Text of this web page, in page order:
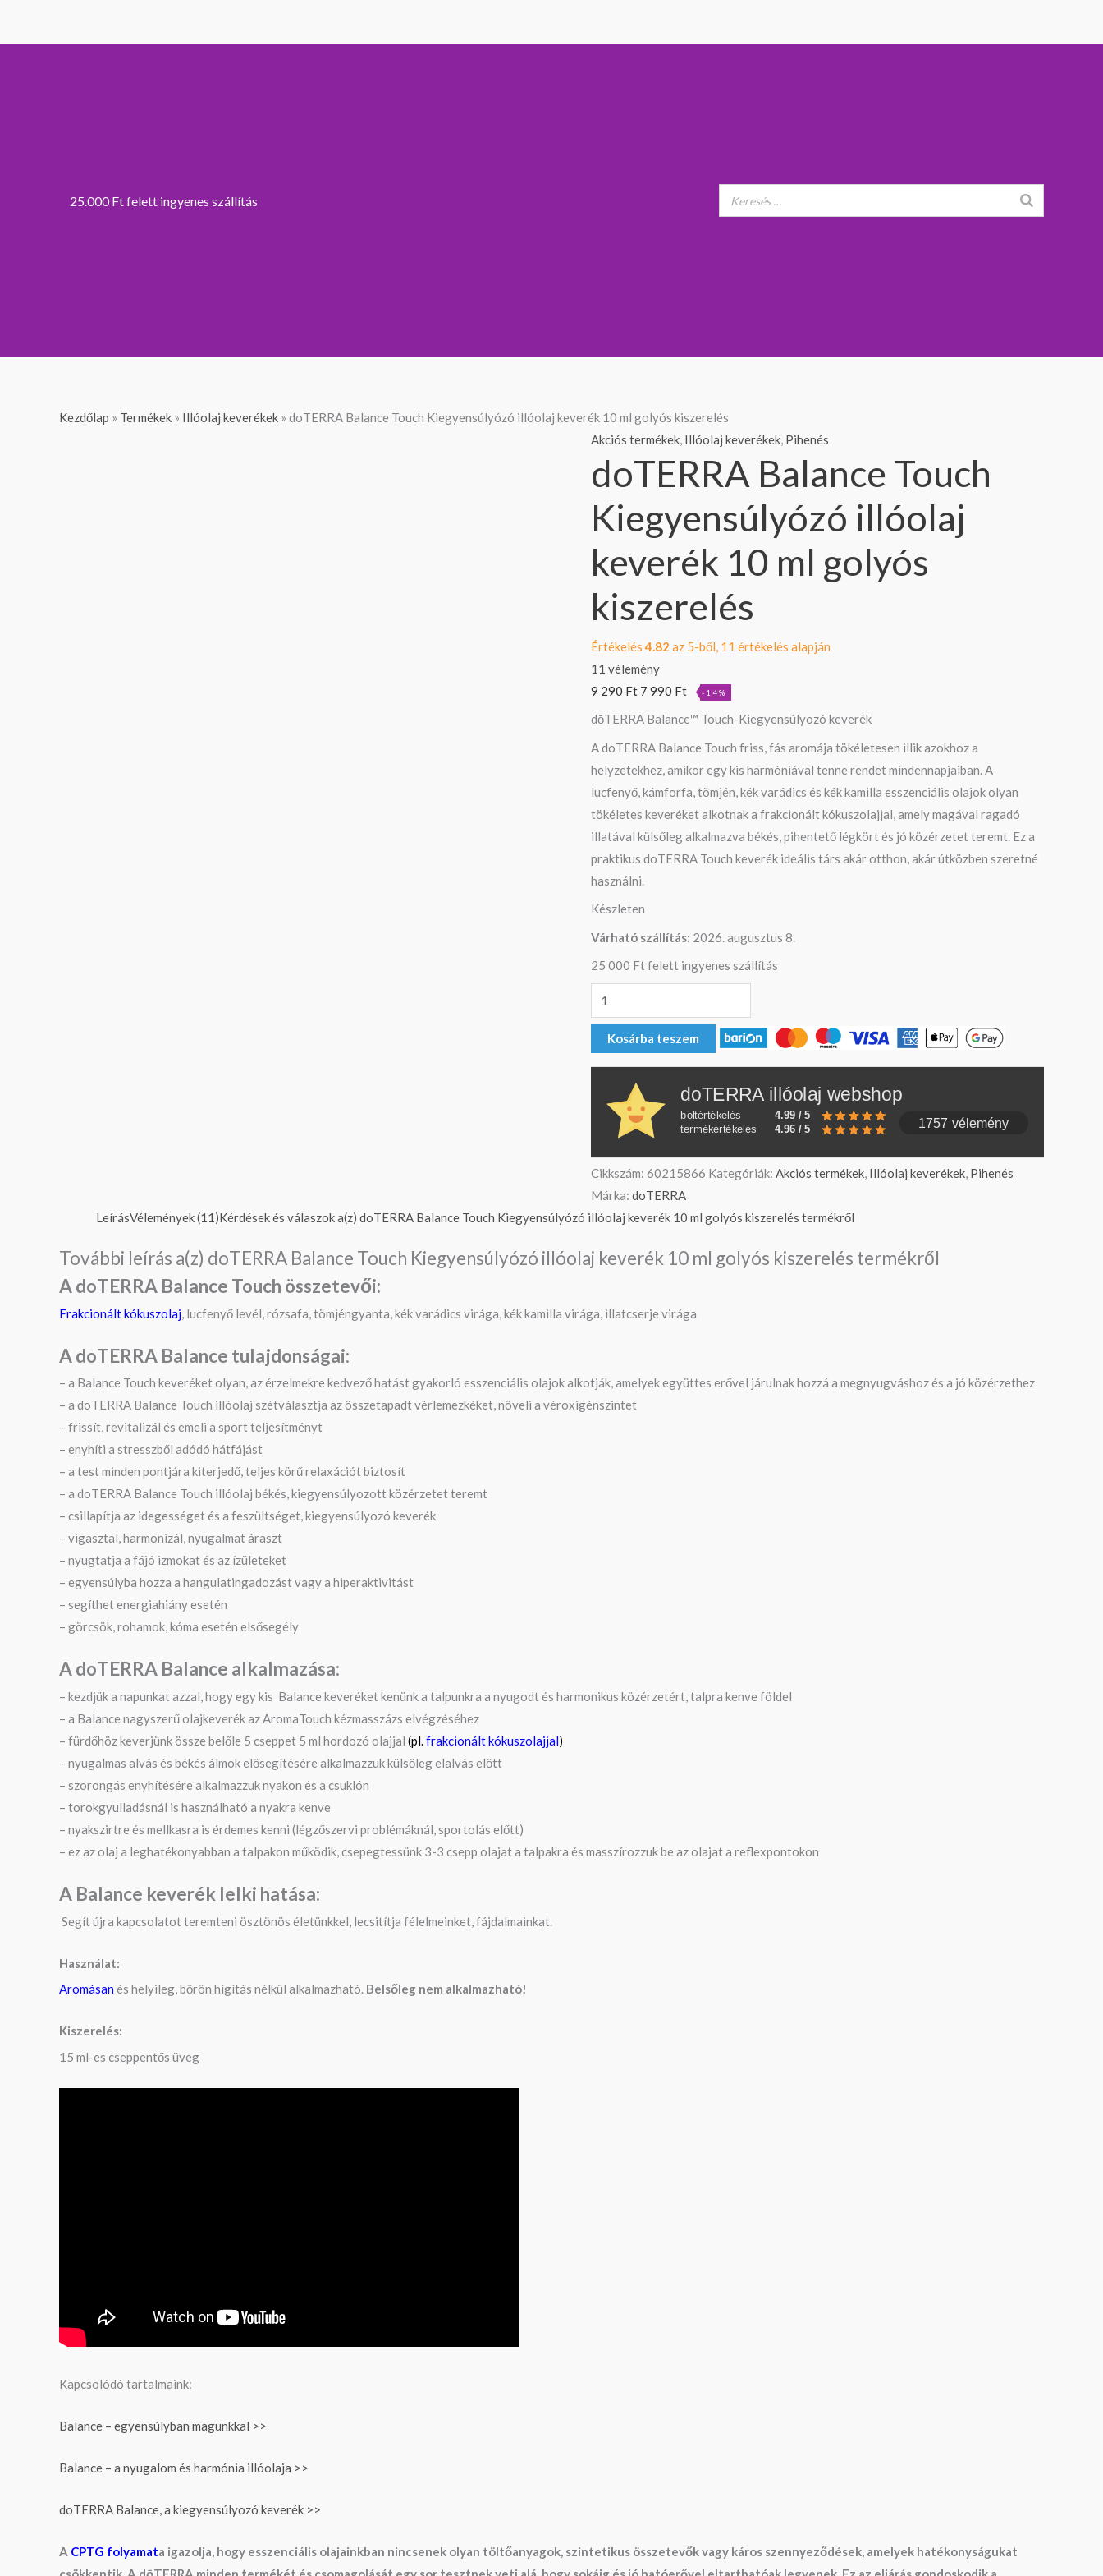
25.000 Ft felett ingyenes szállítás
Kezdőlap » Termékek » Illóolaj keverékek » doTERRA Balance Touch Kiegyensúlyózó illóolaj keverék 10 ml golyós kiszerelés
Akciós termékek Illóolaj keverékek Pihenés
doTERRA Balance Touch
Kiegyensúlyózó illóolaj
keverék 10 ml golyós
kiszerelés
Értékelés4.82 az 5-ből, 11 értékelés alapján
11 vélemény
9 290Ft
Original
price
was:
7 990 Ft
Current
price
is:
7
-14%
dōTERRA Balance™ Touch-Kiegyensúlyozó keverék
A doTERRA Balance Touch friss, fás aromája tökéletesen illik azokhoz a
helyzetekhez, amikor egy kis harmóniával tenne rendet mindennapjaiban. A
lucfenyő, kámforfa, tömjén, kék varádics és kék kamilla esszenciális olajok olyan
tökéletes keveréket alkotnak a frakcionált kókuszolajjal, amely magával ragadó
illatával külsőleg alkalmazva békés, pihentető légkört és jó közérzetet teremt. Ez a
praktikus doTERRA Touch keverék ideális társ akár otthon, akár útközben szeretné
használni.
Készleten
Várható szállítás: 2026. augusztus 8.
25 000 Ft felett ingyenes szállítás
doTERRA
Balance
Touch
Kiegyensúlyózó
illóolaj
keverék
10
ml
golyós
kiszerelés
mennyiség
Kosárba teszem
doTERRA illóolaj webshop
boltértékelés
4.99 / 5
termékértékelés
4.96 / 5 1757 vélemény
Cikkszám: 60215866 Kategóriák: Akciós termékek, Illóolaj keverékek, Pihenés
Márka: doTERRA
LeírásVélemények (11)Kérdések és válaszok a(z) doTERRA Balance Touch Kiegyensúlyózó illóolaj keverék 10 ml golyós kiszerelés termékről
További leírás a(z) doTERRA Balance Touch Kiegyensúlyózó illóolaj keverék 10 ml golyós kiszerelés termékről
A doTERRA Balance Touch összetevői:
Frakcionált kókuszolaj, lucfenyő levél, rózsafa, tömjéngyanta, kék varádics virága, kék kamilla virága, illatcserje virága
A doTERRA Balance tulajdonságai:
– a Balance Touch keveréket olyan, az érzelmekre kedvező hatást gyakorló esszenciális olajok alkotják, amelyek együttes erővel járulnak hozzá a megnyugváshoz és a jó közérzethez
– a doTERRA Balance Touch illóolaj szétválasztja az összetapadt vérlemezkéket, növeli a véroxigénszintet
– frissít, revitalizál és emeli a sport teljesítményt
– enyhíti a stresszből adódó hátfájást
– a test minden pontjára kiterjedő, teljes körű relaxációt biztosít
– a doTERRA Balance Touch illóolaj békés, kiegyensúlyozott közérzetet teremt
– csillapítja az idegességet és a feszültséget, kiegyensúlyozó keverék
– vigasztal, harmonizál, nyugalmat áraszt
– nyugtatja a fájó izmokat és az ízületeket
– egyensúlyba hozza a hangulatingadozást vagy a hiperaktivitást
– segíthet energiahiány esetén
– görcsök, rohamok, kóma esetén elsősegély
A doTERRA Balance alkalmazása:
– kezdjük a napunkat azzal, hogy egy kis Balance keveréket kenünk a talpunkra a nyugodt és harmonikus közérzetért, talpra kenve földel
– a Balance nagyszerű olajkeverék az AromaTouch kézmasszázs elvégzéséhez
– fürdőhöz keverjünk össze belőle 5 cseppet 5 ml hordozó olajjal (pl.frakcionált kókuszolajjal)
– nyugalmas alvás és békés álmok elősegítésére alkalmazzuk külsőleg elalvás előtt
– szorongás enyhítésére alkalmazzuk nyakon és a csuklón
– torokgyulladásnál is használható a nyakra kenve
– nyakszirtre és mellkasra is érdemes kenni (légzőszervi problémáknál, sportolás előtt)
– ez az olaj a leghatékonyabban a talpakon működik, csepegtessünk 3-3 csepp olajat a talpakra és masszírozzuk be az olajat a reflexpontokon
A Balance keverék lelki hatása:
Segít újra kapcsolatot teremteni ösztönös életünkkel, lecsitítja félelmeinket, fájdalmainkat.
Használat:
Aromásanés helyileg, bőrön hígítás nélkül alkalmazható. Belsőleg nem alkalmazható!
Kiszerelés:
15 ml-es cseppentős üveg
Kapcsolódó tartalmaink:
Balance – egyensúlyban magunkkal >>
Balance – a nyugalom és harmónia illóolaja >>
doTERRA Balance, a kiegyensúlyozó keverék >>
A CPTG folyamata igazolja, hogy esszenciális olajainkban nincsenek olyan töltőanyagok, szintetikus összetevők vagy káros szennyeződések, amelyek hatékonyságukat